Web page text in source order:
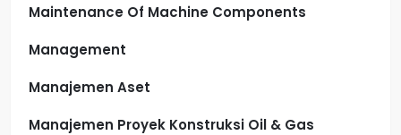
Maintenance Of Machine Components
Management
Manajemen Aset
Manajemen Proyek Konstruksi Oil & Gas